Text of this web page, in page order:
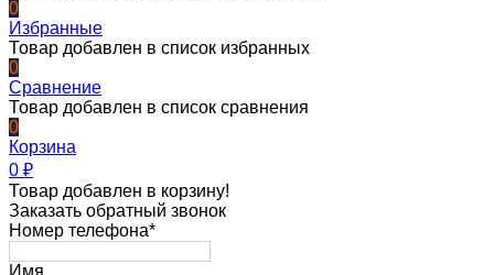
0
Избранные
Товар добавлен в список избранных
0
Сравнение
Товар добавлен в список сравнения
0
Корзина
0 ₽
Товар добавлен в корзину!
Заказать обратный звонок
Номер телефона*
Имя